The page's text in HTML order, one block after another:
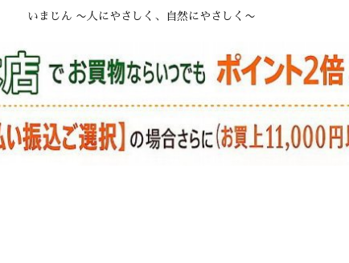
いまじん 〜人にやさしく、自然にやさしく〜